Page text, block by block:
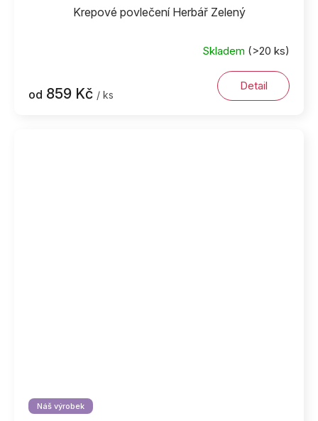
Krepové povlečení Herbář Zelený
Skladem (>20 ks)
od 859 Kč / ks
Detail
Náš výrobek